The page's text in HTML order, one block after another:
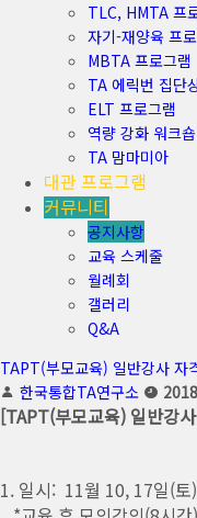
TLC, HMTA 프
자기-재양육 프
MBTA 프로그램
TA 에릭번 집단
ELT 프로그램
역량 강화 워크숍
TA 맘마미아
대관 프로그램
커뮤니티
공지사항
교육 스케줄
월례회
갤러리
Q&A
TAPT(부모교육) 일반강사 자
한국통합TA연구소
[TAPT(부모교육) 일반강
1. 일시: 11월 10, 17일(